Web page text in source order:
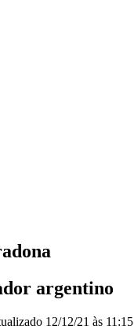
argentino
12/12/21 às 11:15